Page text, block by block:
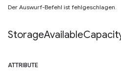
Der Auswurf-Befehl ist fehlgeschlagen.
StorageAvailable
ATTRIBUTE